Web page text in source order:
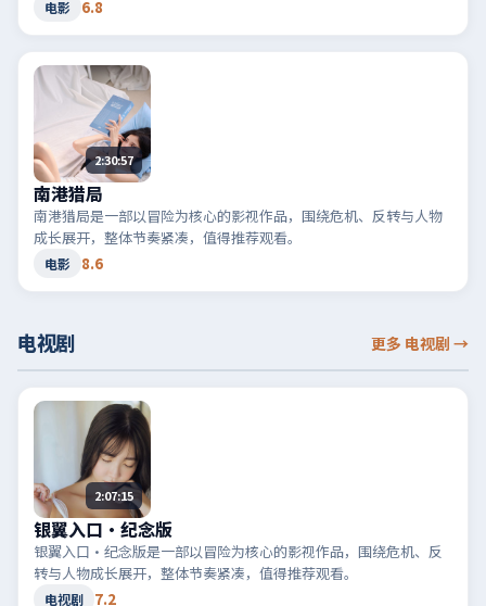
电影 6.8
2:30:57
南港猎局
南港猎局是一部以冒险为核心的影视作品，围绕危机、反转与人物
成长展开，整体节奏紧凑，值得推荐观看。
电影 8.6
电视剧 更多 电视剧 →
2:07:15
银翼入口·纪念版
银翼入口·纪念版是一部以冒险为核心的影视作品，围绕危机、反
转与人物成长展开，整体节奏紧凑，值得推荐观看。
电视剧 7.2